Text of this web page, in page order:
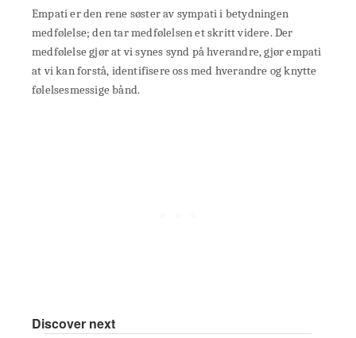
Empati er den rene søster av sympati i betydningen
medfølelse; den tar medfølelsen et skritt videre. Der
medfølelse gjør at vi synes synd på hverandre, gjør empati
at vi kan forstå, identifisere oss med hverandre og knytte
følelsesmessige bånd.
Discover next